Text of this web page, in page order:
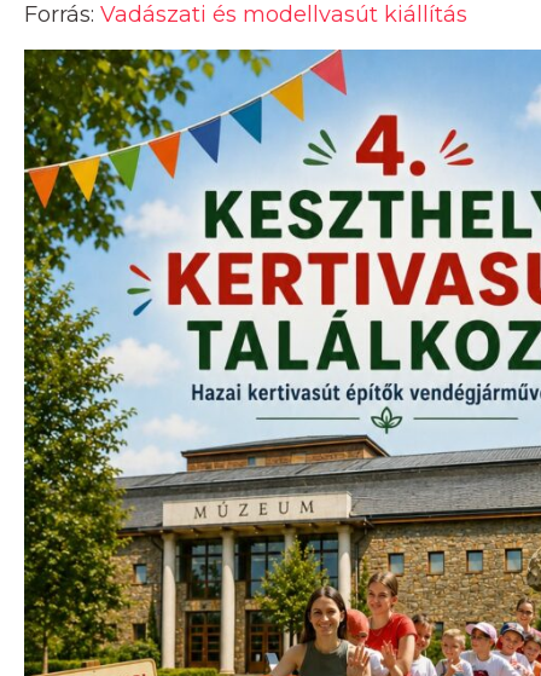
Forrás: Vadászati és modellvasút kiállítás